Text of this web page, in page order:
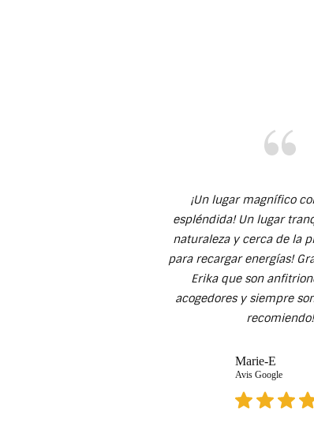
¡Un lugar magnífico
espléndida! Un lugar
naturaleza y cerca de la
para recargar energías!
Erika que son
acogedores y siempre
recomiendo!
Marie-E
Avis Google